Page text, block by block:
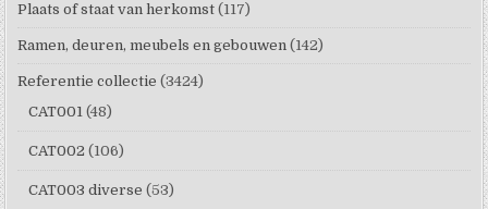
Plaats of staat van herkomst (117)
Ramen, deuren, meubels en gebouwen (142)
Referentie collectie (3424)
CAT001 (48)
CAT002 (106)
CAT003 diverse (53)